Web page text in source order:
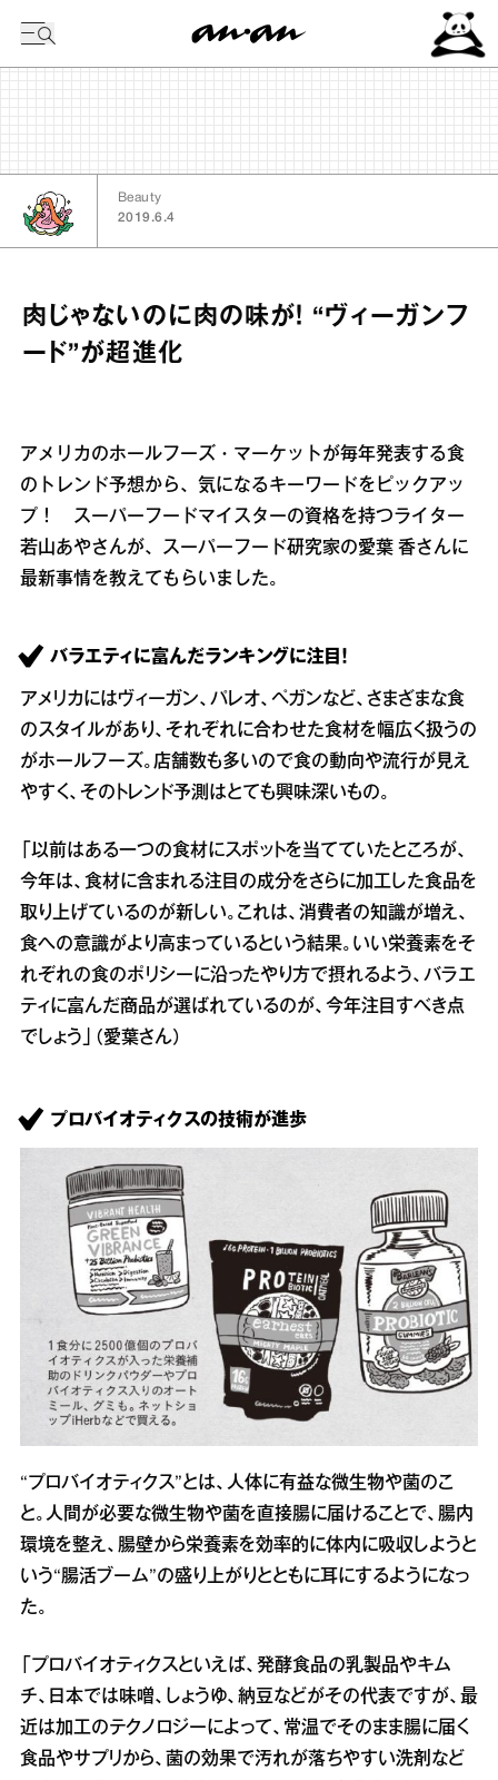
Beauty
2019.6.4
肉じゃないのに肉の味が！ “ヴィーガンフ
ード”が超進化
アメリカのホールフーズ・マーケットが毎年発表する食
のトレンド予想から、気になるキーワードをピックアッ
プ！ スーパーフードマイスターの資格を持つライター
若山あやさんが、スーパーフード研究家の愛葉 香さんに
最新事情を教えてもらいました。
バラエティに富んだランキングに注目！
アメリカにはヴィーガン、パレオ、ペガンなど、さまざまな食
のスタイルがあり、それぞれに合わせた食材を幅広く扱うの
がホールフーズ。店舗数も多いので食の動向や流行が見え
やすく、そのトレンド予測はとても興味深いもの。
「以前はある一つの食材にスポットを当てていたところが、
今年は、食材に含まれる注目の成分をさらに加工した食品を
取り上げているのが新しい。これは、消費者の知識が増え、
食への意識がより高まっているという結果。いい栄養素をそ
れぞれの食のポリシーに沿ったやり方で摂れるよう、バラエ
ティに富んだ商品が選ばれているのが、今年注目すべき点
でしょう」（愛葉さん）
プロバイオティクスの技術が進歩
“プロバイオティクス”とは、人体に有益な微生物や菌のこ
と。人間が必要な微生物や菌を直接腸に届けることで、腸内
環境を整え、腸壁から栄養素を効率的に体内に吸収しようと
いう“腸活ブーム”の盛り上がりとともに耳にするようになっ
た。
「プロバイオティクスといえば、発酵食品の乳製品やキム
チ、日本では味噌、しょうゆ、納豆などがその代表ですが、最
近は加工のテクノロジーによって、常温でそのまま腸に届く
食品やサプリから、菌の効果で汚れが落ちやすい洗剤など